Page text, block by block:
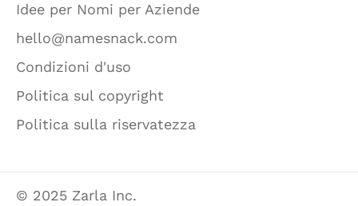
Idee per Nomi per Aziende
hello@namesnack.com
Condizioni d'uso
Politica sul copyright
Politica sulla riservatezza
© 2025 Zarla Inc.